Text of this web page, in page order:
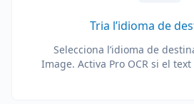
Tria l’idioma de
Selecciona l’idioma de
Image. Activa Pro OCR si el